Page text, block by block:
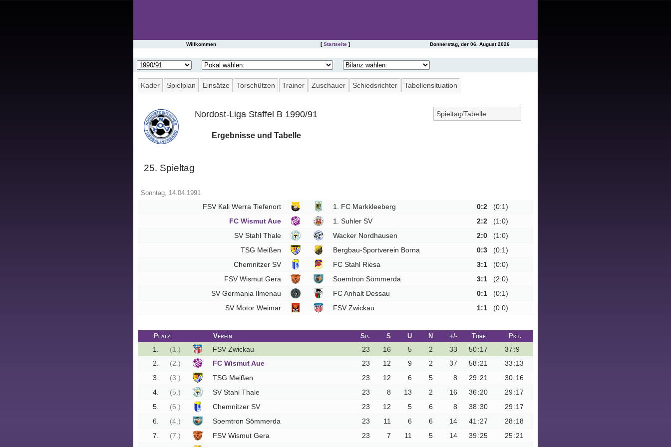
Willkommen [Startseite ] Donnerstag, der 06. August 2026
Kader Spielplan Einsätze Torschützen Trainer Zuschauer Schiedsrichter Tabellensituation
Spieltag/Tabelle
28 29
Nordost-Liga Staffel B 1990/91
Ergebnisse und Tabelle
25. Spieltag
Sonntag, 14.04.1991
FSV Kali Werra Tiefenort 1. FC Markkleeberg 0:2
(0:1)
FC Wismut Aue
1. Suhler SV 2:2
(1:0)
SV Stahl Thale
Wacker Nordhausen 2:0
(1:0)
TSG Meißen
Bergbau-Sportverein Borna 0:3
(0:1)
Chemnitzer SV
FC Stahl Riesa 3:1
(0:0)
FSV Wismut Gera
Soemtron Sömmerda 3:1
(2:0)
SV Germania Ilmenau
FC Anhalt Dessau 0:1
(0:1)
SV Motor Weimar
FSV Zwickau 1:1 (0:0)
Platz Verein Sp. S U N +/- Tore Pkt.
1. (1.) FSV Zwickau 23 16 5 2 33 50:17 37:9
2.
(2.) FC Wismut Aue 23 12 9 2 37 58:21 33:13
3.
(3.) TSG Meißen 23 12 6 5 8 29:21 30:16
4.
(5.) SV Stahl Thale 23 8 13 2 16 36:20 29:17
5.
(6.) Chemnitzer SV 23 12 5 6 8 38:30 29:17
6.
(4.) Soemtron Sömmerda 23 11 6 6 14 41:27 28:18
7.
(7.) FSV Wismut Gera 23 7 11 5 14 39:25 25:21